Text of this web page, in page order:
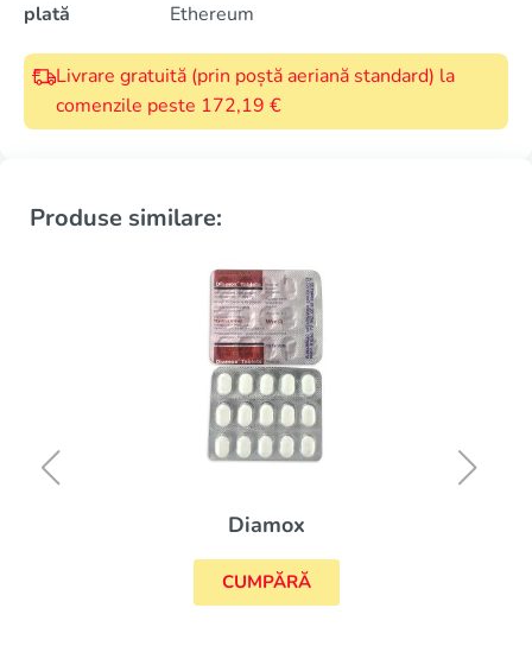
plată
Ethereum
Livrare gratuită (prin poștă aeriană standard) la
comenzile peste 172,19 €
Produse similare:
Diamox
CUMPĂRĂ